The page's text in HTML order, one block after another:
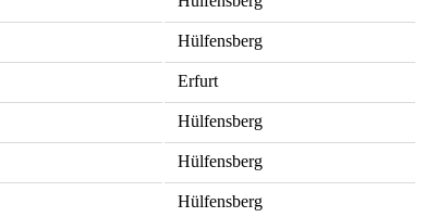
Hülfensberg
Erfurt
Hülfensberg
Hülfensberg
Hülfensberg